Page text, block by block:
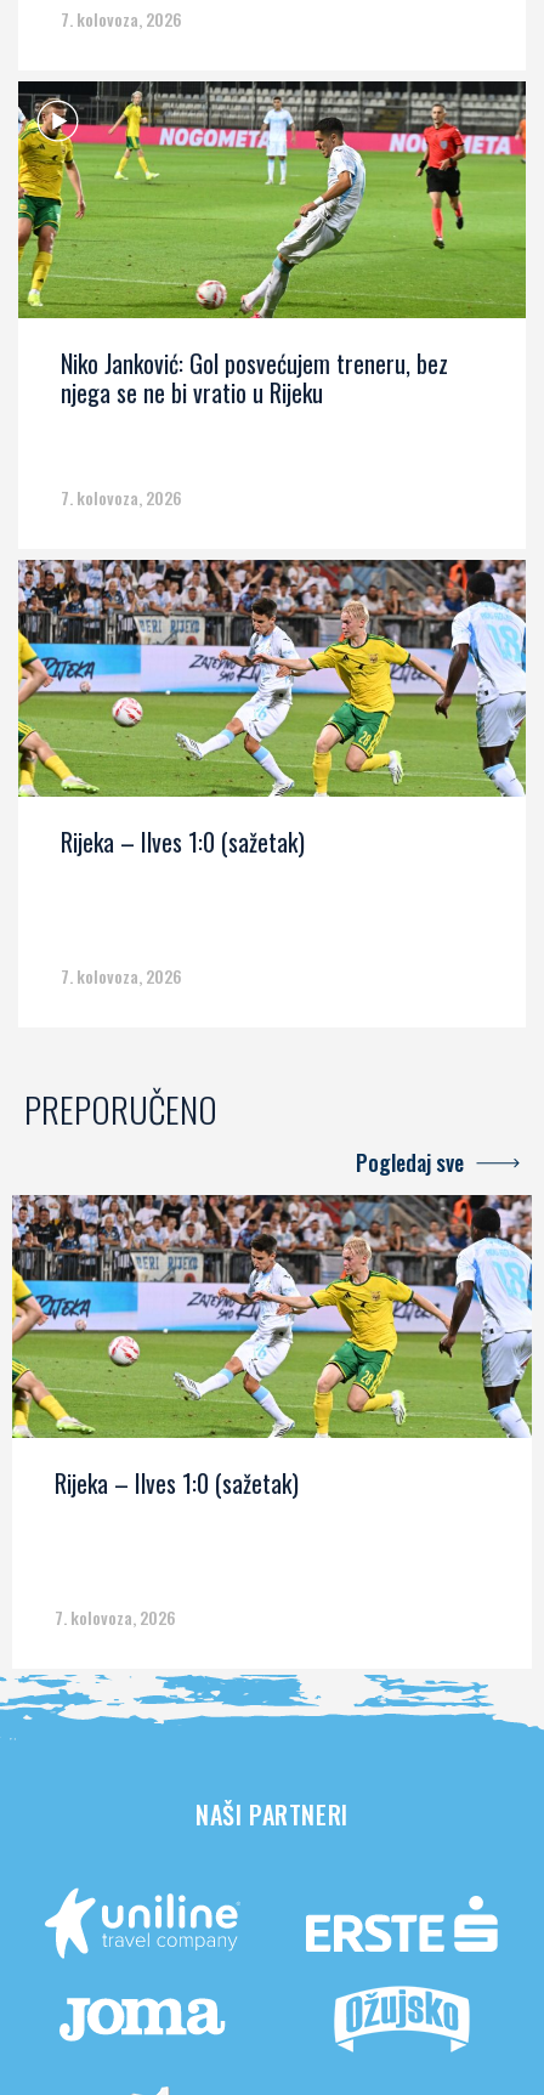
7. kolovoza, 2026
Niko Janković: Gol posvećujem treneru, bez
njega se ne bi vratio u Rijeku
7. kolovoza, 2026
Rijeka – Ilves 1:0 (sažetak)
7. kolovoza, 2026
PREPORUČENO
Pogledaj sve
Rijeka – Ilves 1:0 (sažetak)
7. kolovoza, 2026
NAŠI PARTNERI